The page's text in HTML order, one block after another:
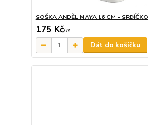
SOŠKA ANDĚL MAYA 16 CM - SRDÍČKO
175 Kč/ks
Dát do košíčku